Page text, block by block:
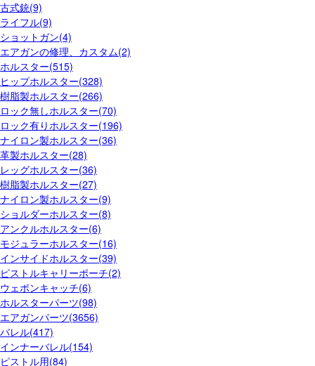
古式銃(9)
ライフル(9)
ショットガン(4)
エアガンの修理、カスタム(2)
ホルスター(515)
ヒップホルスター(328)
樹脂製ホルスター(266)
ロック無しホルスター(70)
ロック有りホルスター(196)
ナイロン製ホルスター(36)
革製ホルスター(28)
レッグホルスター(36)
樹脂製ホルスター(27)
ナイロン製ホルスター(9)
ショルダーホルスター(8)
アンクルホルスター(6)
モジュラーホルスター(16)
インサイドホルスター(39)
ピストルキャリーポーチ(2)
ウェポンキャッチ(6)
ホルスターパーツ(98)
エアガンパーツ(3656)
バレル(417)
インナーバレル(154)
ピストル用(84)